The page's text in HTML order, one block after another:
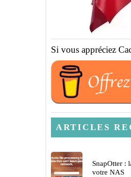
Si vous appréciez
ARTICLES
SnapOtter :
votre NAS